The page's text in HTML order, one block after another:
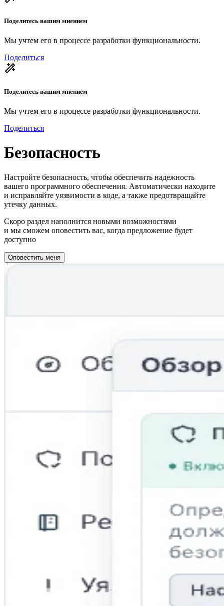
Поделитесь вашим мнением
Мы учтем его в процессе разработки функциональности.
Поделиться
Поделитесь вашим мнением
Мы учтем его в процессе разработки функциональности.
Поделиться
Безопасность
Настройте безопасность, чтобы обеспечить надежность
вашего программного обеспечения. Автоматически находите
и исправляйте уязвимости в коде, а также предотвращайте
утечку данных.
Скоро раздел наполнится новыми возможностями
и мы сможем оповестить вас, когда предложение будет
доступно
Оповестить меня